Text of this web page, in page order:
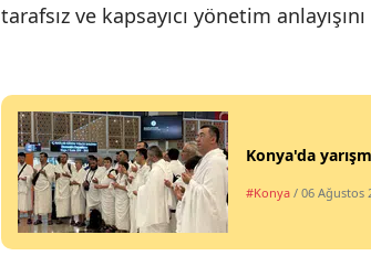
tarafsız ve kapsayıcı yönetim
Konya'da
#Konya / 06 Ağustos